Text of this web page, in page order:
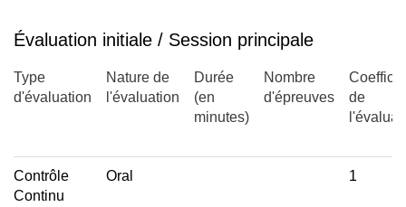
+ Définition
1 - Codeurs/Décodeurs
2 - Multiplexeurs/Démultiplexeurs
+ Unité Arithmétique Logique
Évaluation initiale / Session principale
Type
d'évaluation
Nature de
l'évaluation
Durée
(en
minutes)
Nombre
d'épreuves
de
Contrôle
Continu
Oral 1